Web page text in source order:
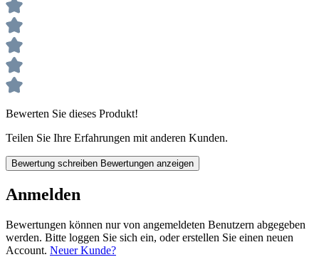
Bewerten Sie dieses Produkt!
Teilen Sie Ihre Erfahrungen mit anderen Kunden.
Bewertung schreiben Bewertungen anzeigen
Anmelden
Bewertungen können nur von angemeldeten Benutzern abgegeben
werden. Bitte loggen Sie sich ein, oder erstellen Sie einen neuen
Account. Neuer Kunde?